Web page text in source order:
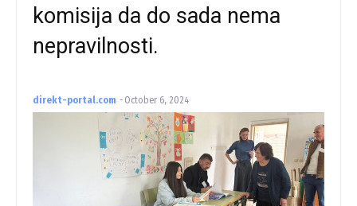
komisija da do sada nema
nepravilnosti.
direkt-portal.com - October 6, 2024